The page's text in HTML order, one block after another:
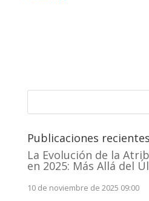
Publicaciones recientes
La Evolución de la
en 2025: Más Allá del
10 de noviembre de 2025 09:00